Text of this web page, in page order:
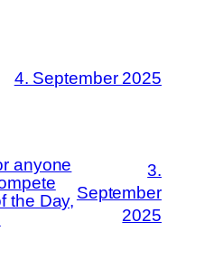
4. September 2025
anyone
the Day,
3.
September
2025